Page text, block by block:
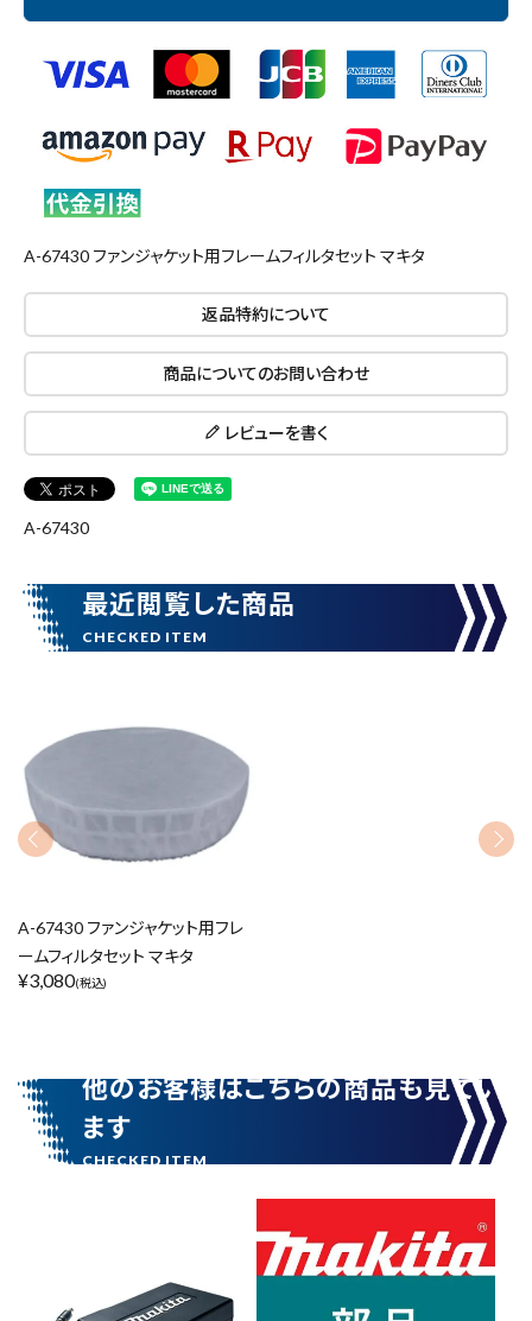
コンテンツ
ガイドライン
キーワードから探す
search
円 ～
A-67430 ファンジャケット用フレームフィルタセット マキタ
返品特約について
商品についてのお問い合わせ
レビューを書く
A-67430
最近閲覧した商品
A-67430 ファンジャケット用フレ
ームフィルタセット マキタ
¥3,080(税込)
他のお客様はこちらの商品も見てい
ます